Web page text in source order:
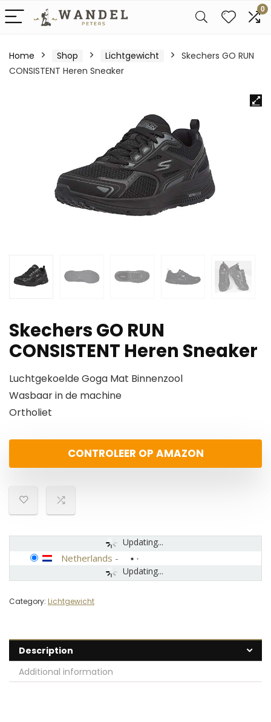
0
Home Shop Lichtgewicht
Skechers GO RUN
CONSISTENT Heren Sneaker
Skechers GO RUN
CONSISTENT Heren Sneaker
Luchtgekoelde Goga Mat Binnenzool
Wasbaar in de machine
Ortholiet
CONTROLEER OP AMAZON
Updating...
Updating...
Netherlands -
Category: Lichtgewicht
Description
Additional information